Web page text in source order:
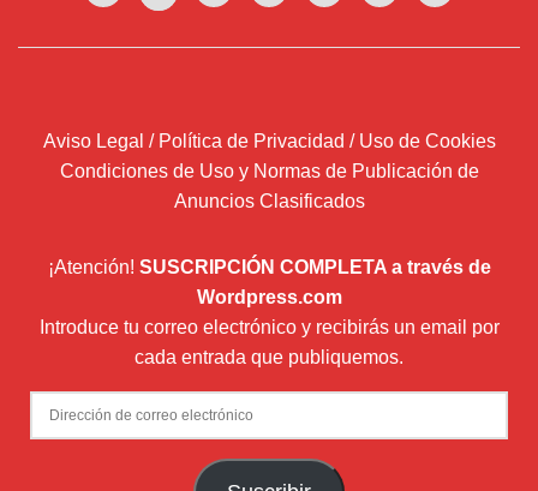
Aviso Legal / Política de Privacidad / Uso de Cookies
Condiciones de Uso y Normas de Publicación de
Anuncios Clasificados
¡Atención! SUSCRIPCIÓN COMPLETA a través de
Wordpress.com
Introduce tu correo electrónico y recibirás un email por
cada entrada que publiquemos.
Dirección
de